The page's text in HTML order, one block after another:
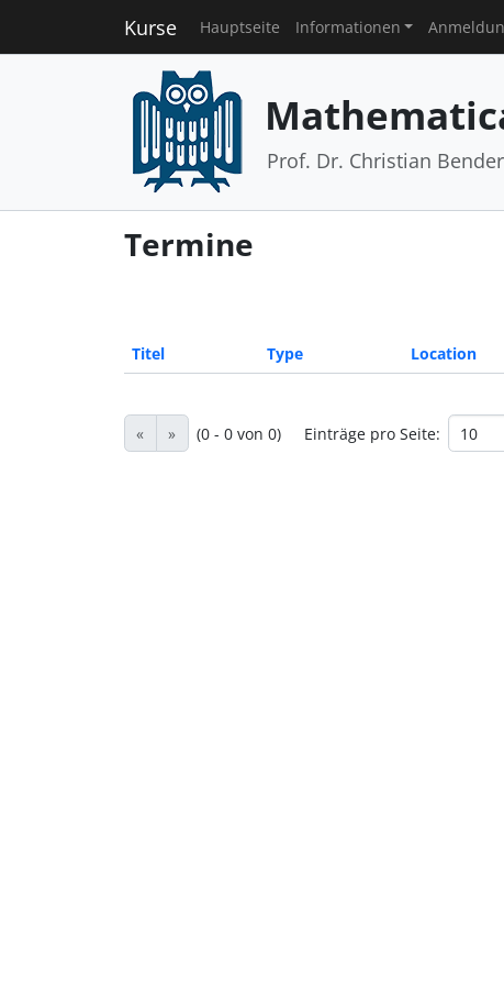
Kurse Hauptseite Informationen
Prof. Dr. Christian Bender
Termine
Titel Type Location
« » (0 - 0 von 0) Einträge pro Seite: